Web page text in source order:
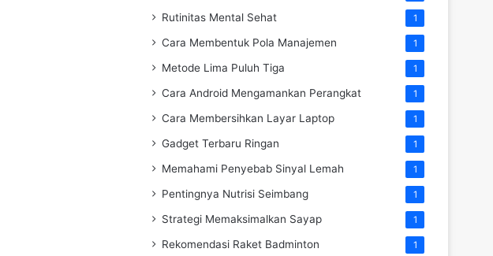
Rutinitas Mental Sehat 1
Cara Membentuk Pola Manajemen 1
Metode Lima Puluh Tiga 1
Cara Android Mengamankan Perangkat 1
Cara Membersihkan Layar Laptop 1
Gadget Terbaru Ringan 1
Memahami Penyebab Sinyal Lemah 1
Pentingnya Nutrisi Seimbang 1
Strategi Memaksimalkan Sayap 1
Rekomendasi Raket Badminton 1